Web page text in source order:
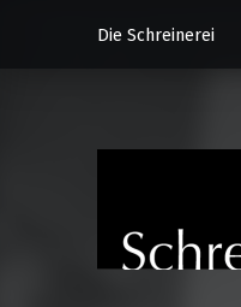
Die Schreinerei